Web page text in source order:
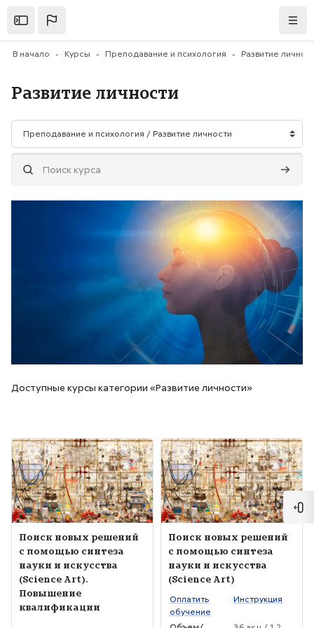
Открыть
В начало Курсы Преподавание и психология Развитие
Развитие личности
Категории курсов
Поиск курса Поиск
Доступные курсы категории «Развитие личности»
Изображение курса" Поиск новых решений с помощью
Изображение курса
Название курса
Поиск новых решений
с помощью синтеза
науки и искусства
(Science Art).
Повышение
квалификации
Изображение курса" Поиск
Изображение курса
Название курса
Поиск новых решений
с помощью синтеза
науки и искусства
(Science Art)
Текст краткого изложения курса:
Оплатить
обучение
Инструкция